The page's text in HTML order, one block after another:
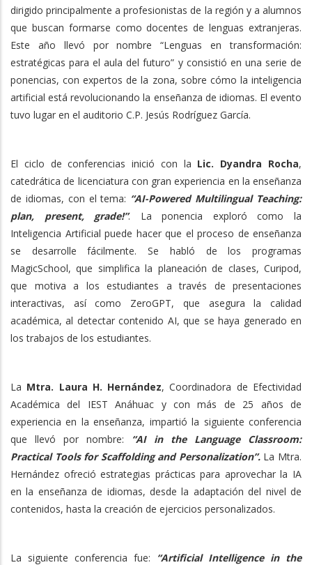
dirigido principalmente a profesionistas de la región y a alumnos
que buscan formarse como docentes de lenguas extranjeras.
Este año llevó por nombre “Lenguas en transformación:
estratégicas para el aula del futuro” y consistió en una serie de
ponencias, con expertos de la zona, sobre cómo la inteligencia
artificial está revolucionando la enseñanza de idiomas. El evento
tuvo lugar en el auditorio C.P. Jesús Rodríguez García.
El ciclo de conferencias inició con la Lic. Dyandra Rocha,
catedrática de licenciatura con gran experiencia en la enseñanza
de idiomas, con el tema: “AI-Powered Multilingual Teaching:
plan, present, grade!”. La ponencia exploró como la
Inteligencia Artificial puede hacer que el proceso de enseñanza
se desarrolle fácilmente. Se habló de los programas
MagicSchool, que simplifica la planeación de clases, Curipod,
que motiva a los estudiantes a través de presentaciones
interactivas, así como ZeroGPT, que asegura la calidad
académica, al detectar contenido AI, que se haya generado en
los trabajos de los estudiantes.
La Mtra. Laura H. Hernández, Coordinadora de Efectividad
Académica del IEST Anáhuac y con más de 25 años de
experiencia en la enseñanza, impartió la siguiente conferencia
que llevó por nombre:
“AI in the Language Classroom:
Practical Tools for Scaffolding and Personalization”. La Mtra.
Hernández ofreció estrategias prácticas para aprovechar la IA
en la enseñanza de idiomas, desde la adaptación del nivel de
contenidos, hasta la creación de ejercicios personalizados.
La siguiente conferencia fue:
“Artificial Intelligence in the